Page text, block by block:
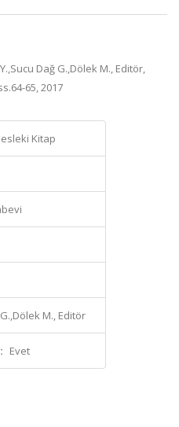
Dağ G.,Dölek M., Editör,
65, 2017
Kitap
M., Editör
Evet